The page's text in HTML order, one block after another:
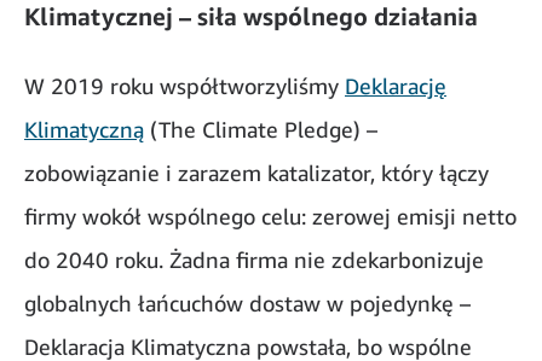
Klimatycznej – siła wspólnego działania
W 2019 roku współtworzyliśmy Deklarację
Klimatyczną (The Climate Pledge) –
zobowiązanie i zarazem katalizator, który łączy
firmy wokół wspólnego celu: zerowej emisji netto
do 2040 roku. Żadna firma nie zdekarbonizuje
globalnych łańcuchów dostaw w pojedynkę –
Deklaracja Klimatyczna powstała, bo wspólne